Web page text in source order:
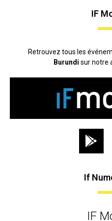
IF
Retrouvez tous les
Burundi sur notre
If
IF